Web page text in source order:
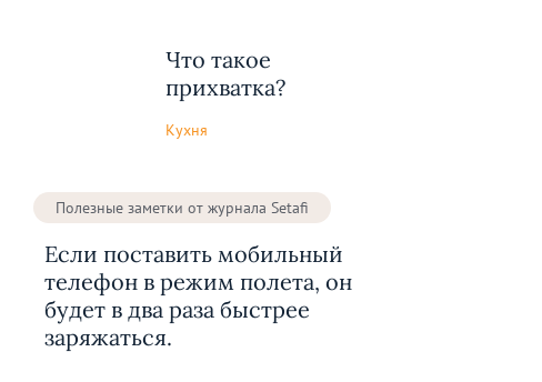
Что такое
прихватка?
Кухня
Полезные заметки от журнала Setafi